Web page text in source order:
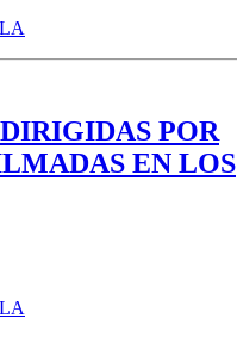
POR
EN LOS